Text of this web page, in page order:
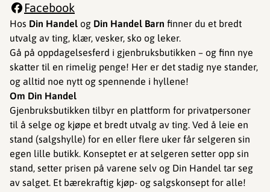
Hos Din Handel og Din Handel Barn finner du et bredt
utvalg av ting, klær, vesker, sko og leker.
Gå på oppdagelsesferd i gjenbruksbutikken – og finn nye
skatter til en rimelig penge! Her er det stadig nye stander,
og alltid noe nytt og spennende i hyllene!
Om Din Handel
Gjenbruksbutikken tilbyr en plattform for privatpersoner
til å selge og kjøpe et bredt utvalg av ting. Ved å leie en
stand (salgshylle) for en eller flere uker får selgeren sin
egen lille butikk. Konseptet er at selgeren setter opp sin
stand, setter prisen på varene selv og Din Handel tar seg
av salget. Et bærekraftig kjøp- og salgskonsept for alle!
Facebook